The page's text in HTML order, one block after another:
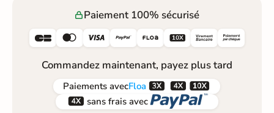
Paiement 100% sécurisé
     
Commandez maintenant, payez plus tard
Paiements avecFloa  
 sans frais avec 